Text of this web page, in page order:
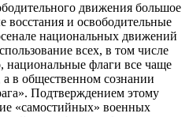
движения большое
и освободительные
национальных движений
всех, в том числе
национальные флаги все чаще
в общественном сознании
Подтверждением этому
«самостийных» военных